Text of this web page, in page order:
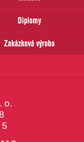
Diplomy
Zakázková výroba
o.